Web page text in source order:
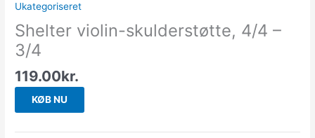
Ukategoriseret
Shelter violin-skulderstøtte, 4/4 –
3/4
119.00kr.
KØB NU